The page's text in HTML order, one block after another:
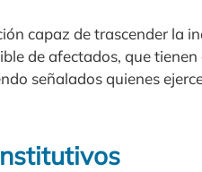
capaz de trascender la
de afectados, que
señalados quienes